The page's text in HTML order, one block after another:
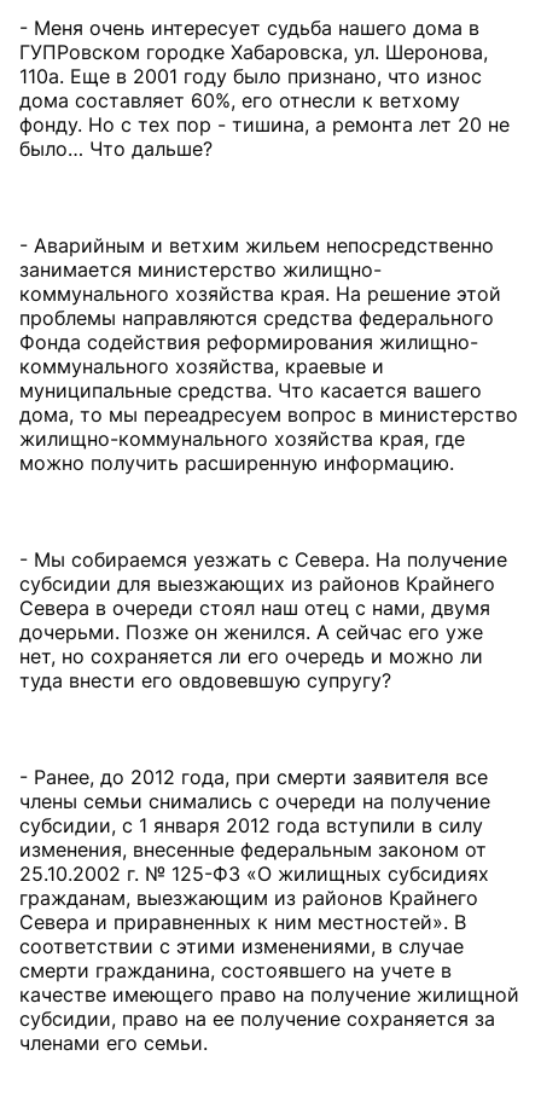
- Меня очень интересует судьба нашего дома в
ГУПРовском городке Хабаровска, ул. Шеронова,
110а. Еще в 2001 году было признано, что износ
дома составляет 60%, его отнесли к ветхому
фонду. Но с тех пор - тишина, а ремонта лет 20 не
было… Что дальше?
- Аварийным и ветхим жильем непосредственно
занимается министерство жилищно-
коммунального хозяйства края. На решение этой
проблемы направляются средства федерального
Фонда содействия реформирования жилищно-
коммунального хозяйства, краевые и
муниципальные средства. Что касается вашего
дома, то мы переадресуем вопрос в министерство
жилищно-коммунального хозяйства края, где
можно получить расширенную информацию.
- Мы собираемся уезжать с Севера. На получение
субсидии для выезжающих из районов Крайнего
Севера в очереди стоял наш отец с нами, двумя
дочерьми. Позже он женился. А сейчас его уже
нет, но сохраняется ли его очередь и можно ли
туда внести его овдовевшую супругу?
- Ранее, до 2012 года, при смерти заявителя все
члены семьи снимались с очереди на получение
субсидии, с 1 января 2012 года вступили в силу
изменения, внесенные федеральным законом от
25.10.2002 г. № 125-ФЗ «О жилищных субсидиях
гражданам, выезжающим из районов Крайнего
Севера и приравненных к ним местностей». В
соответствии с этими изменениями, в случае
смерти гражданина, состоявшего на учете в
качестве имеющего право на получение жилищной
субсидии, право на ее получение сохраняется за
членами его семьи.